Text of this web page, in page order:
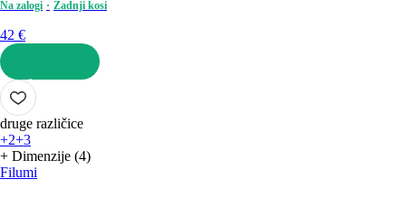
Na zalogi
Zadnji kosi
42 €
V KOŠARICO
druge različice
+2+3
+ Dimenzije (4)
Filumi